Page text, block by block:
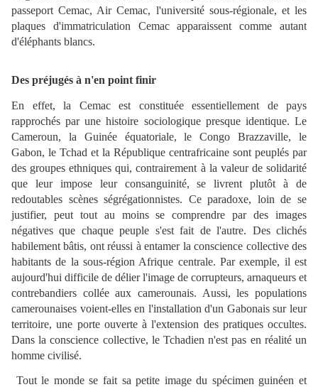
passeport Cemac, Air Cemac, l'université sous-régionale, et les
plaques d'immatriculation Cemac apparaissent comme autant
d'éléphants blancs.
Des préjugés à n'en point finir
En effet, la Cemac est constituée essentiellement de pays
rapprochés par une histoire sociologique presque identique. Le
Cameroun, la Guinée équatoriale, le Congo Brazzaville, le
Gabon, le Tchad et la République centrafricaine sont peuplés par
des groupes ethniques qui, contrairement à la valeur de solidarité
que leur impose leur consanguinité, se livrent plutôt à de
redoutables scènes ségrégationnistes. Ce paradoxe, loin de se
justifier, peut tout au moins se comprendre par des images
négatives que chaque peuple s'est fait de l'autre. Des clichés
habilement bâtis, ont réussi à entamer la conscience collective des
habitants de la sous-région Afrique centrale. Par exemple, il est
aujourd'hui difficile de délier l'image de corrupteurs, arnaqueurs et
contrebandiers collée aux camerounais. Aussi, les populations
camerounaises voient-elles en l'installation d'un Gabonais sur leur
territoire, une porte ouverte à l'extension des pratiques occultes.
Dans la conscience collective, le Tchadien n'est pas en réalité un
homme civilisé.
Tout le monde se fait sa petite image du spécimen guinéen et